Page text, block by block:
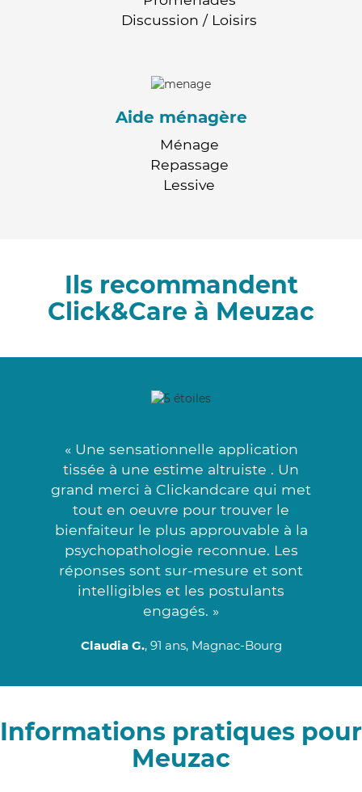
Discussion / Loisirs
Aide ménagère
Ménage
Repassage
Lessive
Ils recommandent
Click&Care à Meuzac
« Une sensationnelle application
tissée à une estime altruiste . Un
grand merci à Clickandcare qui met
tout en oeuvre pour trouver le
bienfaiteur le plus approuvable à la
psychopathologie reconnue. Les
réponses sont sur-mesure et sont
intelligibles et les postulants
engagés. »
Claudia G., 91 ans, Magnac-Bourg
Informations pratiques pour
Meuzac